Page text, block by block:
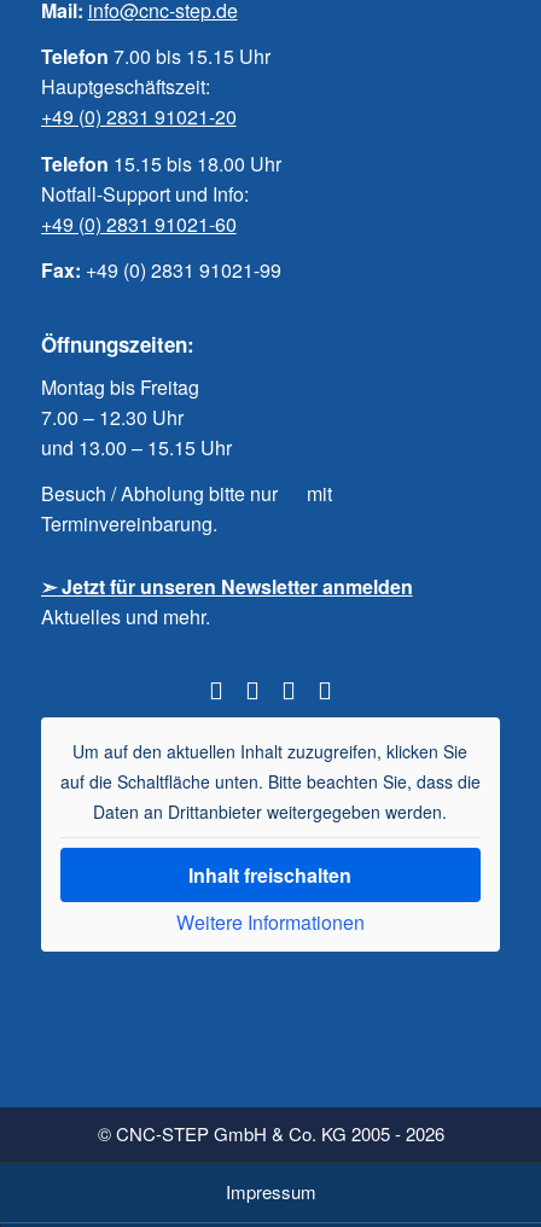
Mail: info@cnc-step.de
Telefon 7.00 bis 15.15 Uhr
Hauptgeschäftszeit:
+49 (0) 2831 91021-20
Telefon 15.15 bis 18.00 Uhr
Notfall-Support und Info:
+49 (0) 2831 91021-60
Fax: +49 (0) 2831 91021-99
Öffnungszeiten:
Montag bis Freitag
7.00 – 12.30 Uhr
und 13.00 – 15.15 Uhr
Besuch / Abholung bitte nur mit
Terminvereinbarung.
➣ Jetzt für unseren Newsletter anmelden
Aktuelles und mehr.
Um auf den aktuellen Inhalt zuzugreifen, klicken Sie
auf die Schaltfläche unten. Bitte beachten Sie, dass die
Daten an Drittanbieter weitergegeben werden.
Inhalt freischalten
Weitere Informationen
© CNC-STEP GmbH & Co. KG 2005 - 2026
Impressum